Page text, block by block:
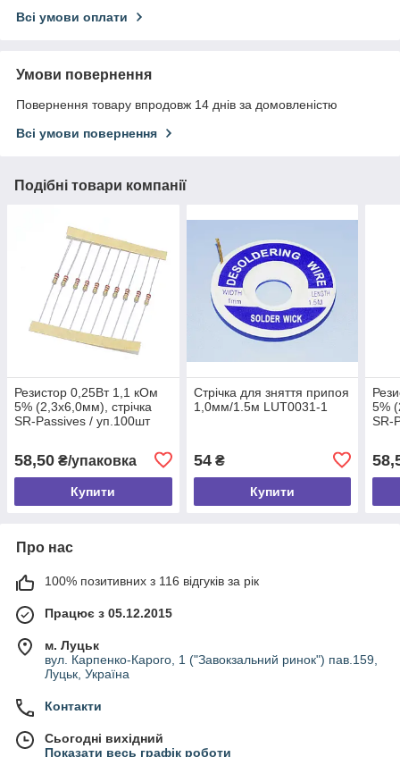
Всі умови оплати
Умови повернення
Повернення товару впродовж 14 днів за домовленістю
Всі умови повернення
Подібні товари компанії
Резистор 0,25Вт 1,1 кОм
5% (2,3х6,0мм), стрічка
SR-Passives / уп.100шт
58,50 ₴/упаковка
Купити
Стрічка для зняття припоя
1,0мм/1.5м LUT0031-1
54₴
Купити
5%
SR-
Про нас
100% позитивних з 116 відгуків за рік
Працює з 05.12.2015
м. Луцьк
вул. Карпенко-Карого, 1 ("Завокзальний ринок") пав.159,
Луцьк, Україна
Контакти
Сьогодні вихідний
Показати весь графік роботи